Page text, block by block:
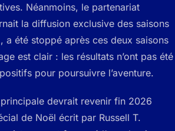
Néanmoins, le partenariat
la diffusion exclusive des saisons
a été stoppé après ces deux saisons
est clair : les résultats n’ont pas été
pour poursuivre l’aventure.
devrait revenir fin 2026
de Noël écrit par Russell T.